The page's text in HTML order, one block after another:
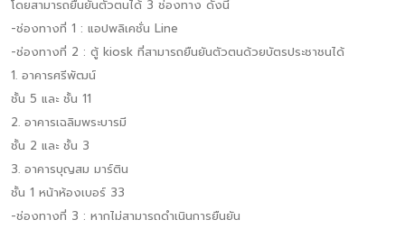
โดยสามารถยืนยันตัวตนได้ 3 ช่องทาง ดังนี้
-ช่องทางที่ 1 : แอปพลิเคชั่น Line
-ช่องทางที่ 2 : ตู้ kiosk ที่สามารถยืนยันตัวตนด้วยบัตรประชาชนได้
1. อาคารศรีพัฒน์
ชั้น 5 และ ชั้น 11
2. อาคารเฉลิมพระบารมี
ชั้น 2 และ ชั้น 3
3. อาคารบุญสม มาร์ติน
ชั้น 1 หน้าห้องเบอร์ 33
-ช่องทางที่ 3 : หากไม่สามารถดำเนินการยืนยัน